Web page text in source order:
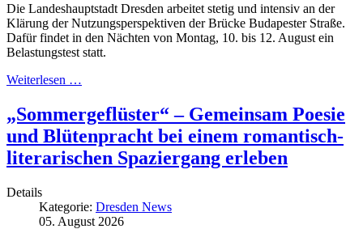
Die Landeshauptstadt Dresden arbeitet stetig und intensiv an der
Klärung der Nutzungsperspektiven der Brücke Budapester Straße.
Dafür findet in den Nächten von Montag, 10. bis 12. August ein
Belastungstest statt.
Weiterlesen …
„Sommergeflüster“ – Gemeinsam Poesie
und Blütenpracht bei einem romantisch-
literarischen Spaziergang erleben
Details
Kategorie: Dresden News
05. August 2026